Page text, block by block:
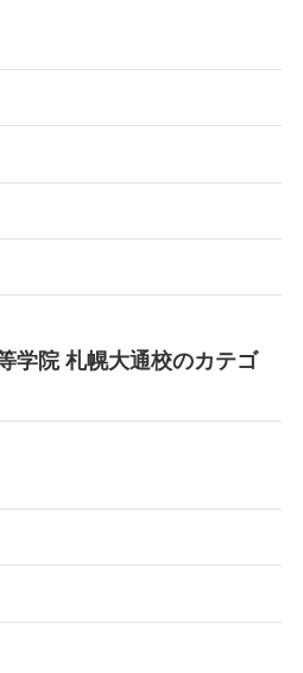
学院 札幌大通校のカテゴ